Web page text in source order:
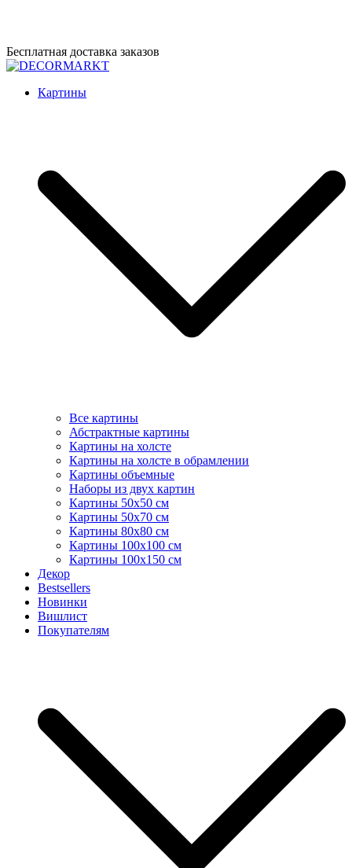
Перейти
к
Бесплатная доставка заказов
DECORMARKT
Картины для интерьера ручной работы
Картины
Все картины
Абстрактные картины
Картины на холсте
Картины на холсте в обрамлении
Картины объемные
Наборы из двух картин
Картины 50х50 см
Картины 50х70 см
Картины 80х80 см
Картины 100х100 см
Картины 100х150 см
Декор
Bestsellers
Новинки
Вишлист
Покупателям